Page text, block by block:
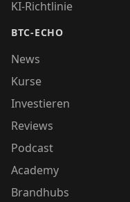
KI-Richtlinie
BTC-ECHO
News
Kurse
Investieren
Reviews
Podcast
Academy
Brandhubs